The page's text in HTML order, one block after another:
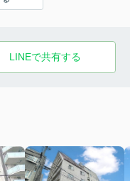
LINEで共有する